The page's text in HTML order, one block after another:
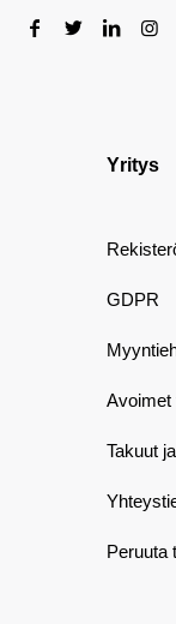
Yritys
GDPR
Avoimet
Takuut
Peruuta